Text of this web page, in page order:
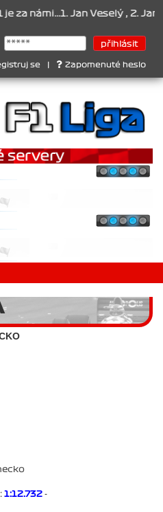
Jan Veselý , 2. Jan
se Zapomenuté heslo
1:12.732 -